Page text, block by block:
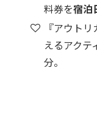
料券を宿泊
『アウト
えるアク
分。